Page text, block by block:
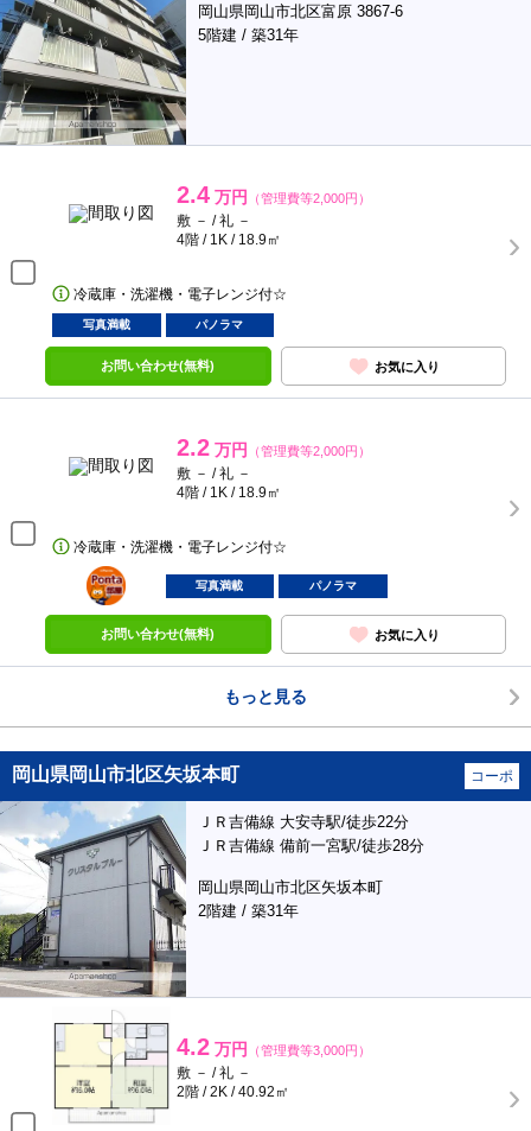
岡山県岡山市北区富原 3867-6
5階建 / 築31年
2.4 万円 （管理費等2,000円）
敷 － / 礼 －
4階 / 1K / 18.9㎡
冷蔵庫・洗濯機・電子レンジ付☆
写真満載 パノラマ
お問い合わせ(無料) お気に入り
2.2 万円 （管理費等2,000円）
敷 － / 礼 －
4階 / 1K / 18.9㎡
冷蔵庫・洗濯機・電子レンジ付☆
ポンタ
部屋
写真満載 パノラマ
お問い合わせ(無料) お気に入り
もっと見る
岡山県岡山市北区矢坂本町 コーポ
ＪＲ吉備線 大安寺駅/徒歩22分
ＪＲ吉備線 備前一宮駅/徒歩28分
岡山県岡山市北区矢坂本町
2階建 / 築31年
4.2 万円 （管理費等3,000円）
敷 － / 礼 －
2階 / 2K / 40.92㎡